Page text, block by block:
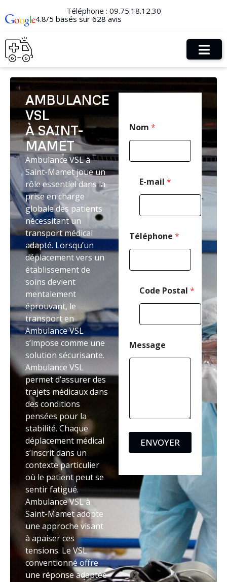
Téléphone : 09.75.18.12.30
4.8/5 basés sur 628 avis
AMBULANCE
VSL
À SAINT-
MAMET
Ambulance VSL à
Saint-Mamet joue un
rôle essentiel dans la
prise en charge
globale des patients
nécessitant un
transport médical
adapté. Lorsqu’un
déplacement vers un
établissement de
soins devient
mentalement
éprouvant, le
transport en
Ambulance VSL
s’impose comme une
solution sécurisante.
Ambulance VSL
permet d’assurer des
trajets médicaux dans
des conditions
pensées pour la
stabilité. Chaque
déplacement médical
s’inscrit dans un
contexte particulier
où le patient peut se
sentir fatigué.
Ambulance VSL à
Saint-Mamet adopte
une approche visant
à apaiser ces
tensions. Le VSL
conventionné offre
une réponse adaptée
Nom *
E-mail *
Téléphone *
*
C
o
d
e
C
o
d
e
Code Postal *
Message
ENVOYER